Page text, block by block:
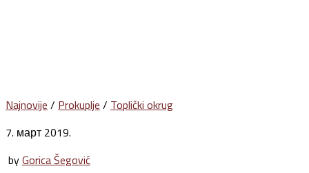
Najnovije / Prokuplje / Toplički okrug
7. март 2019.
byGorica Šegović